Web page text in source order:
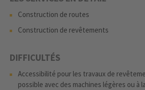
Construction de routes
Construction de revêtements
DIFFICULTÉS
Accessibilité pour les travaux de
possible avec des machines légères ou à